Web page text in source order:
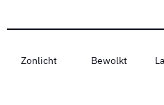
Zonlicht Bewolkt